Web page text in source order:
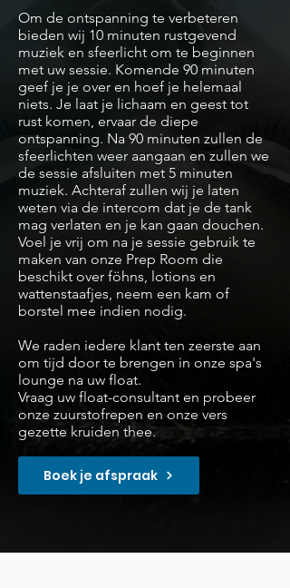
Om de ontspanning te verbeteren
bieden wij 10 minuten rustgevend
muziek en sfeerlicht om te beginnen
met uw sessie. Komende 90 minuten
geef je je over en hoef je helemaal
niets. Je laat je lichaam en geest tot
rust komen, ervaar de diepe
ontspanning. Na 90 minuten zullen de
sfeerlichten weer aangaan en zullen we
de sessie afsluiten met 5 minuten
muziek. Achteraf zullen wij je laten
weten via de intercom dat je de tank
mag verlaten en je kan gaan douchen.
Voel je vrij om na je sessie gebruik te
maken van onze Prep Room die
beschikt over föhns, lotions en
wattenstaafjes, neem een kam of
borstel mee indien nodig.
We raden iedere klant ten zeerste aan
om tijd door te brengen in onze spa's
lounge na uw float.
Vraag uw float-consultant en probeer
onze zuurstofrepen en onze vers
gezette kruiden thee.
Boek je afspraak